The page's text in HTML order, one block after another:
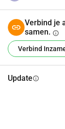
Verbind je
samen. info
Verbind
Updateinfo